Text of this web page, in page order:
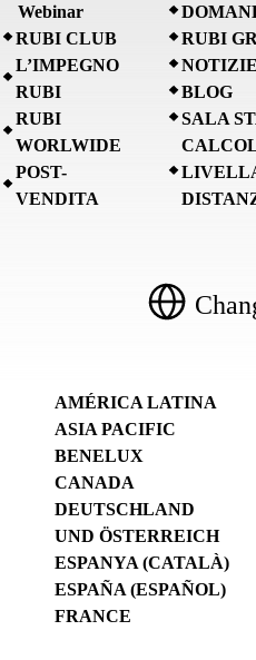
Webinar
RUBI CLUB
L’IMPEGNO
RUBI
RUBI
WORLWIDE
POST-
VENDITA
RUBI
NOTIZIE
BLOG
SALA
AMÉRICA LATINA
ASIA PACIFIC
BENELUX
CANADA
DEUTSCHLAND
UND ÖSTERREICH
ESPANYA (CATALÀ)
ESPAÑA (ESPAÑOL)
FRANCE